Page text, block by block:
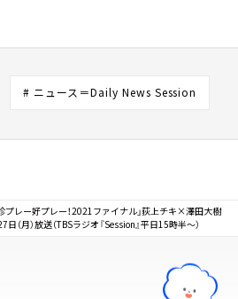
# ニュース＝Daily News Session
珍プレー好プレー！2021ファイナル」荻上チキ×澤田大樹
月）放送（TBSラジオ『Session』平日15時半～）